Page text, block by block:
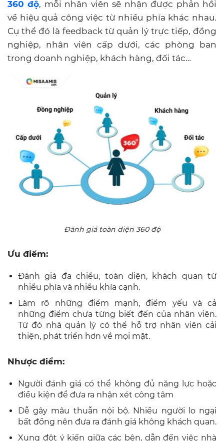
360 độ, mỗi nhân viên sẽ nhận được phản hồi
về hiệu quả công việc từ nhiều phía khác nhau.
Cụ thể đó là feedback từ quản lý trực tiếp, đồng
nghiệp, nhân viên cấp dưới, các phòng ban
trong doanh nghiệp, khách hàng, đối tác…
Đánh giá toàn diện 360 độ
Ưu điểm:
Đánh giá đa chiều, toàn diện, khách quan từ
nhiều phía và nhiều khía cạnh.
Làm rõ những điểm mạnh, điểm yếu và cả
những điểm chưa từng biết đến của nhân viên.
Từ đó nhà quản lý có thể hỗ trợ nhân viên cải
thiện, phát triển hơn về mọi mặt.
Nhược điểm:
Người đánh giá có thể không đủ năng lực hoặc
điều kiện để đưa ra nhận xét công tâm
Dễ gây mâu thuẫn nội bộ. Nhiều người lo ngại
bất đồng nên đưa ra đánh giá không khách quan.
Xung đột ý kiến giữa các bên, dẫn đến việc nhà